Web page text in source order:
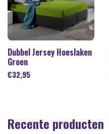
Dubbel Jersey Hoeslaken
Groen
€32,95
Recente producten